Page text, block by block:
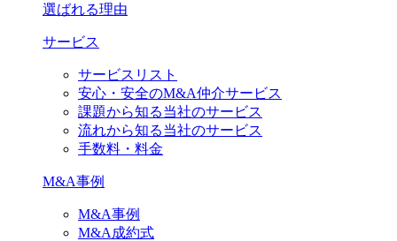
選ばれる理由
サービス
サービスリスト
安心・安全のM&A仲介サービス
課題から知る当社のサービス
流れから知る当社のサービス
手数料・料金
M&A事例
M&A事例
M&A成約式